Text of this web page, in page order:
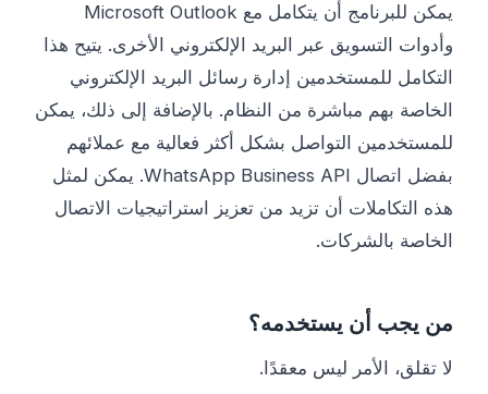
يمكن للبرنامج أن يتكامل مع Microsoft Outlook
وأدوات التسويق عبر البريد الإلكتروني الأخرى. يتيح هذا
التكامل للمستخدمين إدارة رسائل البريد الإلكتروني
الخاصة بهم مباشرة من النظام. بالإضافة إلى ذلك، يمكن
للمستخدمين التواصل بشكل أكثر فعالية مع عملائهم
بفضل اتصال WhatsApp Business API. يمكن لمثل
هذه التكاملات أن تزيد من تعزيز استراتيجيات الاتصال
الخاصة بالشركات.
من يجب أن يستخدمه؟
لا تقلق، الأمر ليس معقدًا.